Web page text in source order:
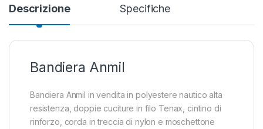
Descrizione Specifiche
Bandiera Anmil
Bandiera Anmil in vendita in polyestere nautico alta
resistenza, doppie cuciture in filo Tenax, cintino di
rinforzo, corda in treccia di nylon e moschettone